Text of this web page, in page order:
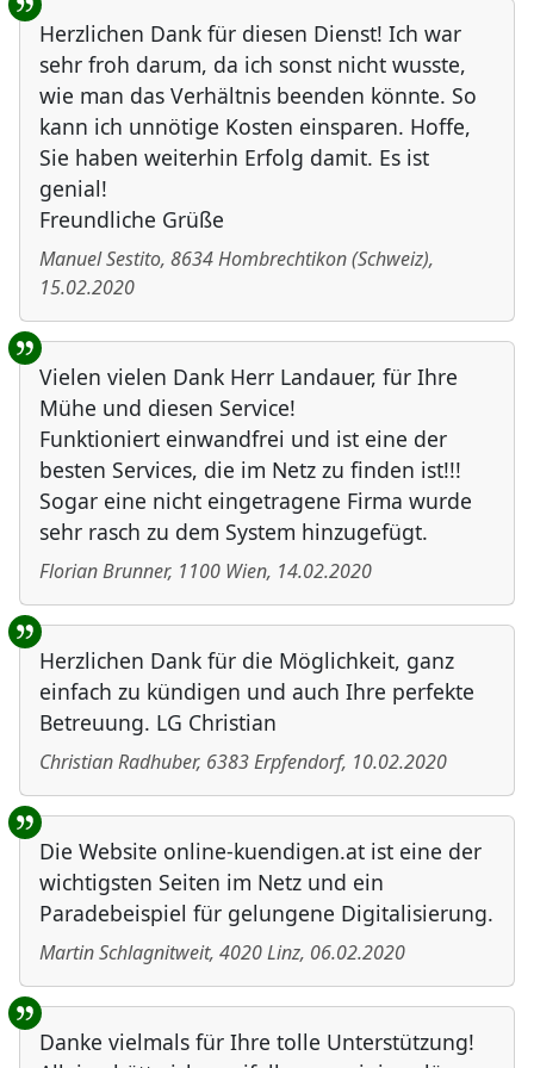
Herzlichen Dank für diesen Dienst! Ich war
sehr froh darum, da ich sonst nicht wusste,
wie man das Verhältnis beenden könnte. So
kann ich unnötige Kosten einsparen. Hoffe,
Sie haben weiterhin Erfolg damit. Es ist
genial!
Freundliche Grüße
Manuel Sestito, 8634Hombrechtikon(Schweiz),
15.02.2020
Vielen vielen Dank Herr Landauer, für Ihre
Mühe und diesen Service!
Funktioniert einwandfrei und ist eine der
besten Services, die im Netz zu finden ist!!!
Sogar eine nicht eingetragene Firma wurde
sehr rasch zu dem System hinzugefügt.
Florian Brunner, 1100 Wien, 14.02.2020
Herzlichen Dank für die Möglichkeit, ganz
einfach zu kündigen und auch Ihre perfekte
Betreuung. LG Christian
Christian Radhuber, 6383Erpfendorf, 10.02.2020
Die Website online-kuendigen.at ist eine der
wichtigsten Seiten im Netz und ein
Paradebeispiel für gelungene Digitalisierung.
Martin Schlagnitweit, 4020Linz, 06.02.2020
Danke vielmals für Ihre tolle Unterstützung!